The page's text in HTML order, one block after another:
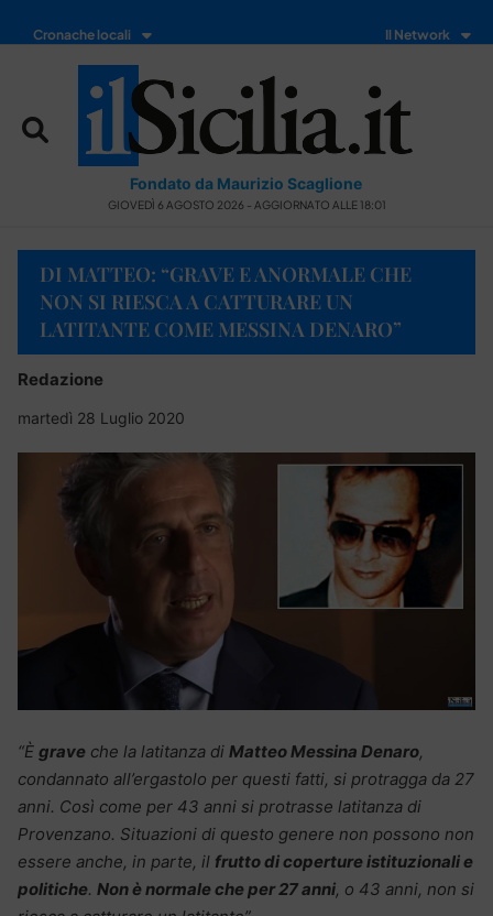
Cronache locali Il Network
Fondato da Maurizio Scaglione
GIOVEDÌ 6 AGOSTO 2026 - AGGIORNATO ALLE 18:01
DI MATTEO: “GRAVE E ANORMALE CHE
NON SI RIESCA A CATTURARE UN
LATITANTE COME MESSINA DENARO”
Redazione
martedì 28 Luglio 2020
“È grave che la latitanza di Matteo Messina Denaro,
condannato all’ergastolo per questi fatti, si protragga da 27
anni. Così come per 43 anni si protrasse latitanza di
Provenzano. Situazioni di questo genere non possono non
essere anche, in parte, il frutto di coperture istituzionali e
politiche. Non è normale che per 27 anni, o 43 anni, non si